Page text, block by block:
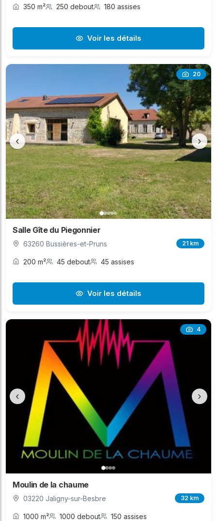
350 m² 250 debout 180 assises
Voir les détails
20
‹ ›
Salle Gîte du Piegonnier
63260 Bussières-et-Pruns 21 km
200 m² 45 debout 45 assises
Voir les détails
4
‹ ›
Moulin de la chaume
03220 Jaligny-sur-Besbre 32 km
1000 m² 1000 debout 150 assises